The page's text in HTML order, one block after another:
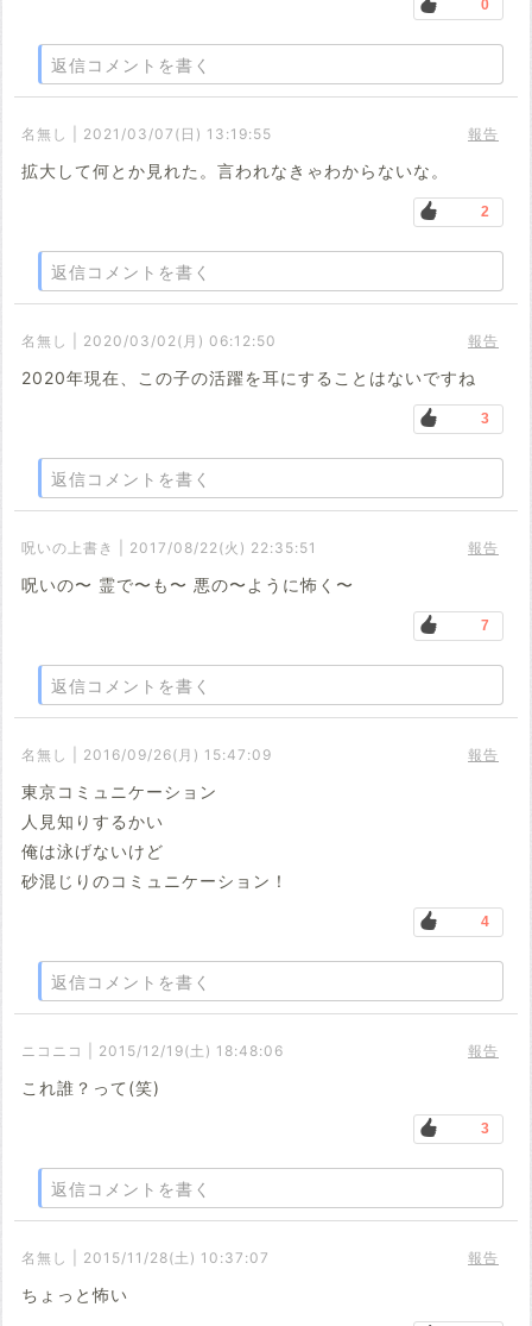
0
返信コメントを書く
名無し | 2021/03/07(日) 13:19:55 報告
拡大して何とか見れた。言われなきゃわからないな。
2
返信コメントを書く
名無し | 2020/03/02(月) 06:12:50 報告
2020年現在、この子の活躍を耳にすることはないですね
3
返信コメントを書く
呪いの上書き | 2017/08/22(火) 22:35:51 報告
呪いの〜 霊で〜も〜 悪の〜ように怖く〜
7
返信コメントを書く
名無し | 2016/09/26(月) 15:47:09 報告
東京コミュニケーション
人見知りするかい
俺は泳げないけど
砂混じりのコミュニケーション！
4
返信コメントを書く
ニコニコ | 2015/12/19(土) 18:48:06 報告
これ誰？って(笑)
3
返信コメントを書く
名無し | 2015/11/28(土) 10:37:07 報告
ちょっと怖い